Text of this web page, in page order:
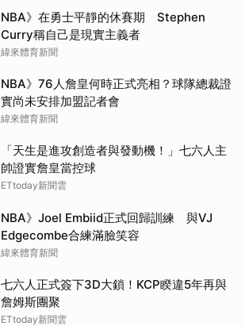
NBA》在勇士平靜的休賽期 Stephen
Curry稱自己是現實主義者
緯來體育新聞
NBA》76人詹皇何時正式亮相？球隊總裁證
實尚未安排加盟記者會
緯來體育新聞
「天生是進攻創造者與發動機！」七六人主
帥證實詹皇當控球
ETtoday新聞雲
NBA》Joel Embiid正式回歸訓練 與VJ
Edgecombe合練滿臉笑容
緯來體育新聞
七六人正式簽下3D大鎖！KCP睽違5年再與
詹姆斯團聚
ETtoday新聞雲